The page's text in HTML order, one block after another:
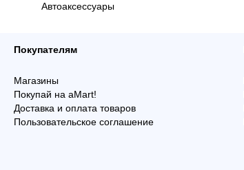
Автоаксессуары
Покупателям
Магазины
Покупай на aMart!
Доставка и оплата товаров
Пользовательское соглашение